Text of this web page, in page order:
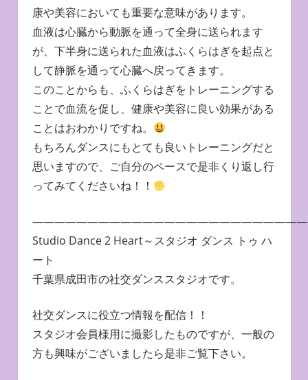
康や美容においても重要な意味があります。
血液は心臓から動脈を通って全身に送られます
が、下半身に送られた血液はふくらはぎを起点と
して静脈を通って心臓へ戻ってきます。
このことからも、ふくらはぎをトレーニングする
ことで血流を促し、健康や美容に良い効果がある
ことはおわかりですね。
もちろんダンスにもとても良いトレーニングだと
思いますので、ご自分のペースで是非くり返し行
ってみてくださいね！！
Studio Dance 2 Heart～スタジオ ダンス トゥ ハ
ート
千葉県成田市の社交ダンススタジオです。
社交ダンスに役立つ情報を配信！！
スタジオ会員様用に撮影したものですが、一般の
方も興味がございましたら是非ご覧下さい。